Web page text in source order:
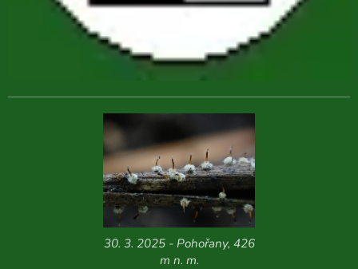
30. 3. 2025 - Pohořany, 426
m n. m.